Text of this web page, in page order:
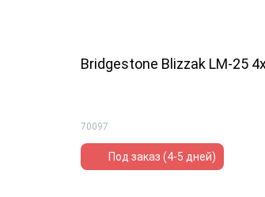
Bridgestone Blizzak LM-25
70097
Под заказ (4-5 дней)